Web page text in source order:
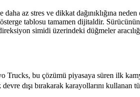
az stres ve dikkat dağınıklığına
tablosu tamamen dijitaldir.
simidi üzerindeki düğmeler
bu çözümü piyasaya süren ilk
dışı bırakarak karayollarını